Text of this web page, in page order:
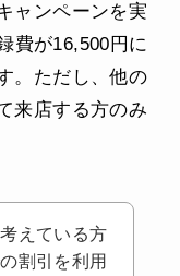
ャンペーンを実
費が16,500円に
。ただし、他の
来店する方のみ
えている方
割引を利用